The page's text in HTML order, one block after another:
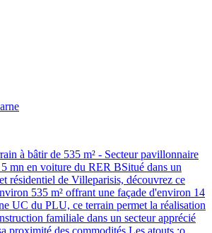
à bâtir de 535 m² - Secteur pavillonnaire
mn en voiture du RER BSitué dans un
résidentiel de Villeparisis, découvrez ce
535 m² offrant une façade d'environ 14
UC du PLU, ce terrain permet la réalisation
familiale dans un secteur apprécié
proximité des commodités.Les atouts :o